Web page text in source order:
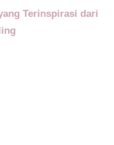
Terinspirasi dari